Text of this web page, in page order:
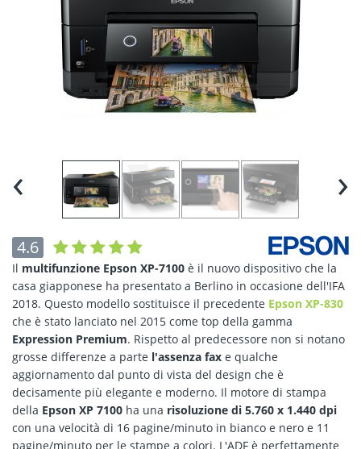
‹ ›
4.6
Il multifunzione Epson XP-7100 è il nuovo dispositivo che la
casa giapponese ha presentato a Berlino in occasione dell'IFA
2018. Questo modello sostituisce il precedente Epson XP-830
che è stato lanciato nel 2015 come top della gamma
Expression Premium. Rispetto al predecessore non si notano
grosse differenze a parte l'assenza fax e qualche
aggiornamento dal punto di vista del design che è
decisamente più elegante e moderno. Il motore di stampa
della Epson XP 7100 ha una risoluzione di 5.760 x 1.440 dpi
con una velocità di 16 pagine/minuto in bianco e nero e 11
pagine/minuto per le stampe a colori. L'ADF è perfettamente